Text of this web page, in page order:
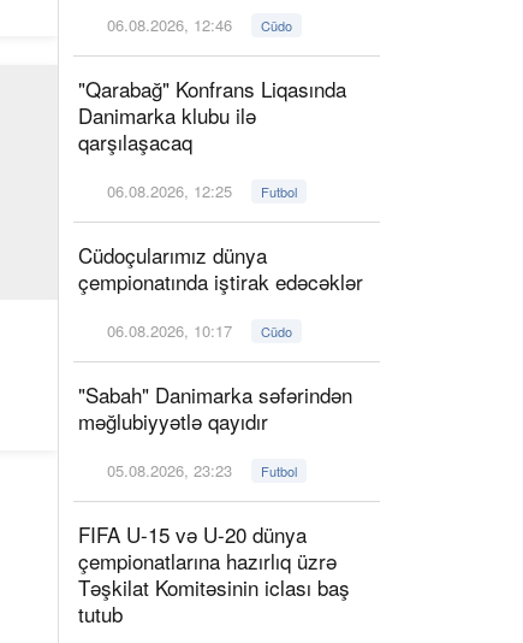
06.08.2026, 12:46 Cüdo
"Qarabağ" Konfrans Liqasında
Danimarka klubu ilə
qarşılaşacaq
06.08.2026, 12:25 Futbol
Cüdoçularımız dünya
çempionatında iştirak edəcəklər
06.08.2026, 10:17 Cüdo
"Sabah" Danimarka səfərindən
məğlubiyyətlə qayıdır
05.08.2026, 23:23 Futbol
FIFA U-15 və U-20 dünya
çempionatlarına hazırlıq üzrə
Təşkilat Komitəsinin iclası baş
tutub